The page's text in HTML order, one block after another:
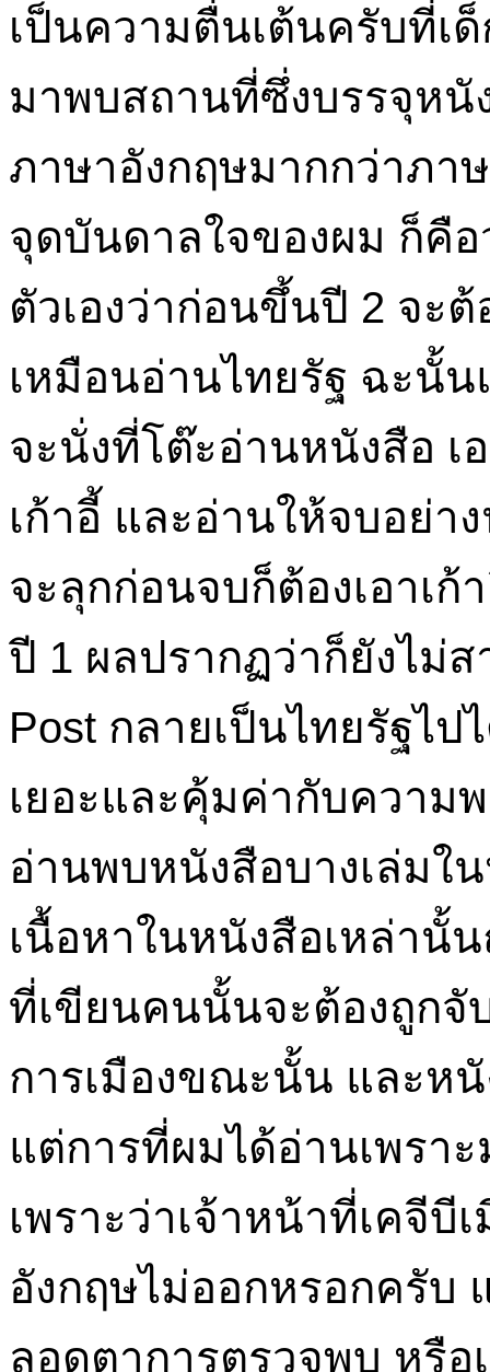
เป็นความตื่นเต้นครับที่เ
มาพบสถานที่ซึ่งบรรจุหนั
ภาษาอังกฤษมากกว่าภา
จุดบันดาลใจของผม ก็คื
ตัวเองว่าก่อนขึ้นปี 2 จะ
เหมือนอ่านไทยรัฐ ฉะนั้
จะนั่งที่โต๊ะอ่านหนังสือ เ
เก้าอี้ และอ่านให้จบอย่า
จะลุกก่อนจบก็ต้องเอาเ
ปี 1 ผลปรากฏว่าก็ยังไม่
Post กลายเป็นไทยรัฐไ
เยอะและคุ้มค่ากับความ
อ่านพบหนังสือบางเล่มใ
เนื้อหาในหนังสือเหล่านั้
ที่เขียนคนนั้นจะต้องถูกจั
การเมืองขณะนั้น และห
แต่การที่ผมได้อ่านเพรา
เพราะว่าเจ้าหน้าที่เคจี
อังกฤษไม่ออกหรอกครับ
ลอดตาการตรวจพบ หรื